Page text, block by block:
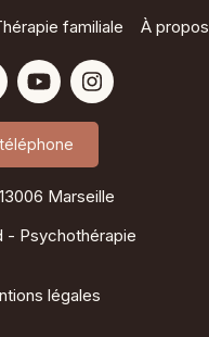
familiale À propos
13006 Marseille
- Psychothérapie
légales